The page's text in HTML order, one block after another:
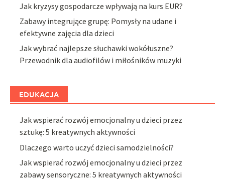
Jak kryzysy gospodarcze wpływają na kurs EUR?
Zabawy integrujące grupę: Pomysły na udane i
efektywne zajęcia dla dzieci
Jak wybrać najlepsze słuchawki wokółuszne?
Przewodnik dla audiofilów i miłośników muzyki
EDUKACJA
Jak wspierać rozwój emocjonalny u dzieci przez
sztukę: 5 kreatywnych aktywności
Dlaczego warto uczyć dzieci samodzielności?
Jak wspierać rozwój emocjonalny u dzieci przez
zabawy sensoryczne: 5 kreatywnych aktywności